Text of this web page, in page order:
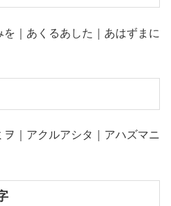
｜あくるあした｜あはずまに
ヲ｜アクルアシタ｜アハズマニ